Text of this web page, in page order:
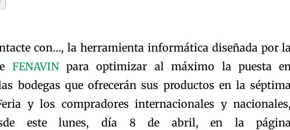
con…, la herramienta informática diseñada por
FENAVINpara optimizar al máximo la puesta
bodegas que ofrecerán sus productos en la
y los compradores internacionales y nacionales,
este lunes, día 8 de abril, en la